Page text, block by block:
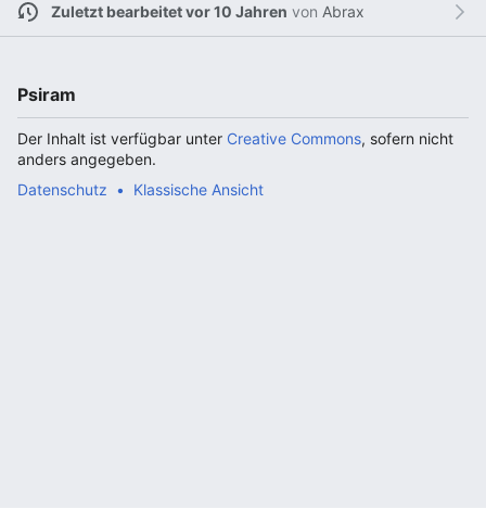
Zuletzt bearbeitet vor 10 Jahren von Abrax
Psiram
Der Inhalt ist verfügbar unter Creative Commons, sofern nicht
anders angegeben.
Datenschutz
Klassische Ansicht